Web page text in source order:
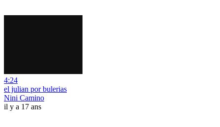
4:24
el julian por bulerias
Nini Camino
il y a 17 ans